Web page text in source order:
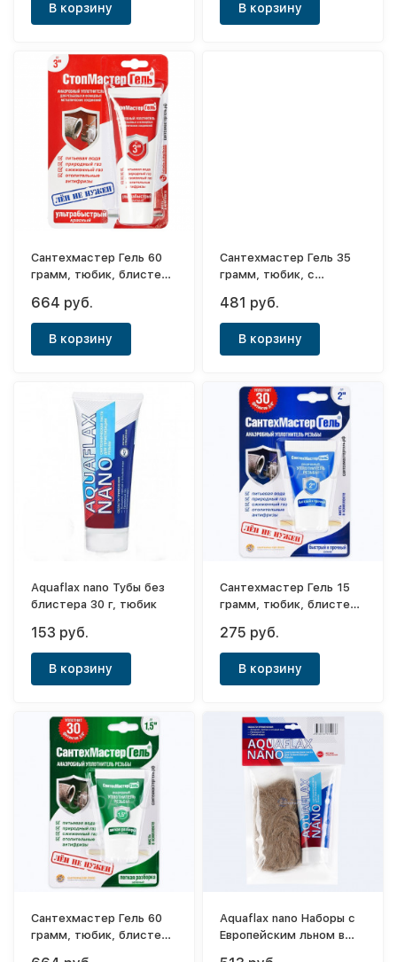
В корзину В корзину
Сантехмастер Гель 60
грамм, тюбик, блистер
664 руб.
В корзину
Сантехмастер Гель 35
грамм, тюбик, с
481 руб.
В корзину
Aquaflax nano Тубы без
блистера 30 г, тюбик
153 руб.
В корзину
Сантехмастер Гель 15
грамм, тюбик, блистер
275 руб.
В корзину
Сантехмастер Гель 60
грамм, тюбик, блистер
Aquaflax nano Наборы с
Европейским льном в